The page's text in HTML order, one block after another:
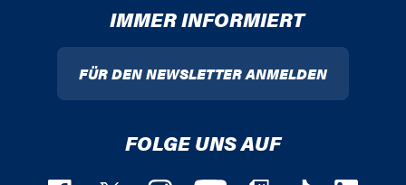
IMMER INFORMIERT
FÜR DEN NEWSLETTER ANMELDEN
FOLGE UNS AUF